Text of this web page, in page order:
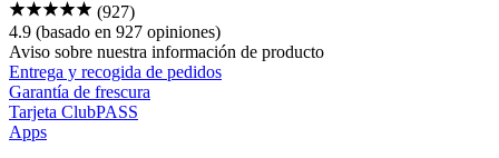
(927)
4.9 (basado en 927 opiniones)
Aviso sobre nuestra información de producto
Entrega y recogida de pedidos
Garantía de frescura
Tarjeta ClubPASS
Apps